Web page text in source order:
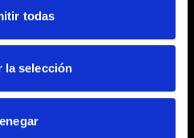
todas
la selección
für
indem wir